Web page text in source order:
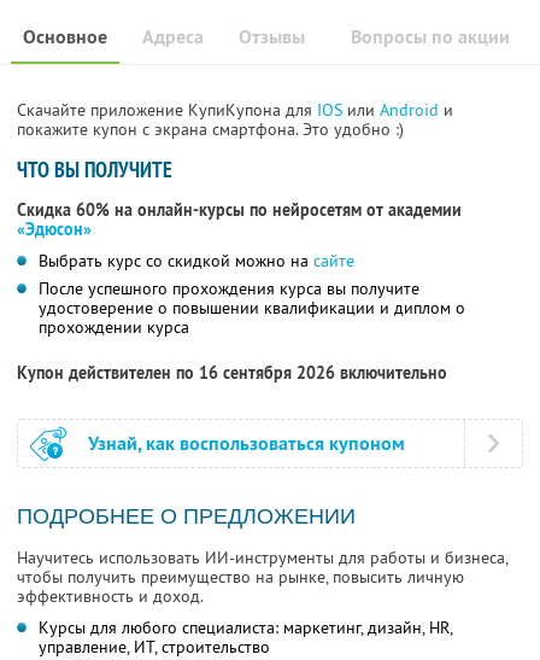
Основное Отзывы Вопросы по акции
Адреса
Скачайте приложение КупиКупона для IOS или Android и
покажите купон с экрана смартфона. Это удобно :)
ЧТО ВЫ ПОЛУЧИТЕ
Скидка 60% на онлайн-курсы по нейросетям от академии
«Эдюсон»
Выбрать курс со скидкой можно на сайте
После успешного прохождения курса вы получите
удостоверение о повышении квалификации и диплом о
прохождении курса
Купон действителен по 16 сентября 2026 включительно
Узнай, как воспользоваться купоном
ПОДРОБНЕЕ О ПРЕДЛОЖЕНИИ
Научитесь использовать ИИ-инструменты для работы и бизнеса,
чтобы получить преимущество на рынке, повысить личную
эффективность и доход.
Курсы для любого специалиста: маркетинг, дизайн, HR,
управление, ИТ, строительство